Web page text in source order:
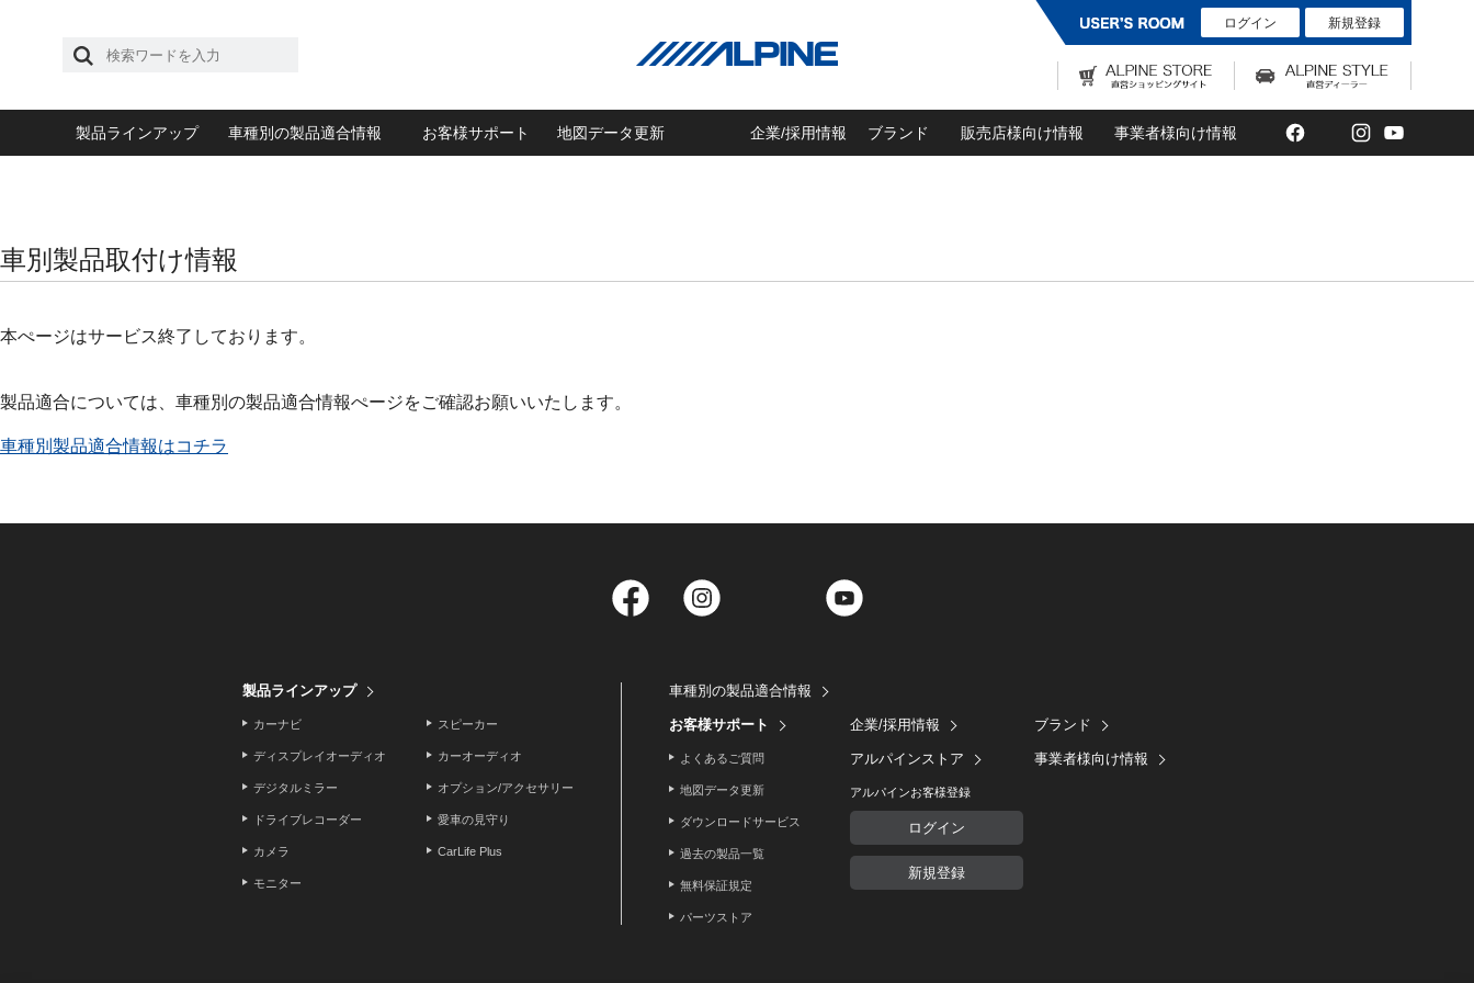
ログイン 新規登録
製品ラインアップ 車種別の製品適合情報 お客様サポート 地図データ更新 企業/採用情報 ブランド 販売店様向け情報 事業者様向け情報 Facebook
TwitterInstagram
車別製品取付け情報
本ぺージはサービス終了しております。
製品適合については、車種別の製品適合情報ぺージをご確認お願いいたします。
車種別製品適合情報はコチラ
Facebook Twitter
製品ラインアップ
カーナビ
ディスプレイオーディオ
デジタルミラー
ドライブレコーダー
カメラ
モニター
スピーカー
カーオーディオ
オプション/アクセサリー
愛車の見守り
CarLife Plus
車種別の製品適合情報
お客様サポート
よくあるご質問
地図データ更新
ダウンロードサービス
過去の製品一覧
無料保証規定
パーツストア
企業/採用情報
アルパインストア
アルパインお客様登録
ログイン
新規登録
ブランド
事業者様向け情報